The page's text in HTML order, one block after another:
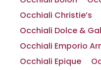
Occhiali Christie’s
Occhiali Dolce &
Occhiali Emporio
Occhiali Epique